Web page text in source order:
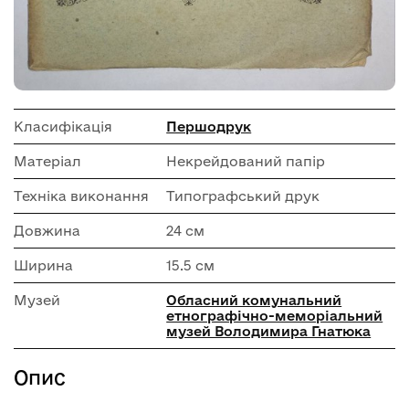
Класифікація Першодрук
Матеріал Некрейдований папір
Техніка виконання Типографський друк
Довжина 24 см
Ширина 15.5 см
Музей
Обласний комунальний
етнографічно-меморіальний
музей Володимира Гнатюка
Опис